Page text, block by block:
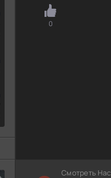
0
Смотреть